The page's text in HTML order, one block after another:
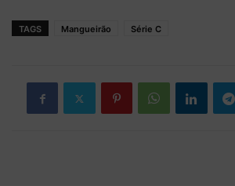
TAGS Mangueirão Série C